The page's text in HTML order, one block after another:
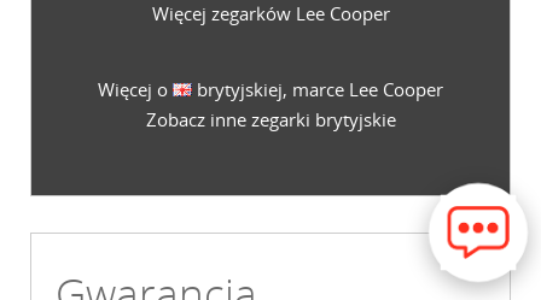
Więcej zegarków Lee Cooper
Więcej o
brytyjskiej, marce Lee Cooper
Zobacz inne zegarki brytyjskie